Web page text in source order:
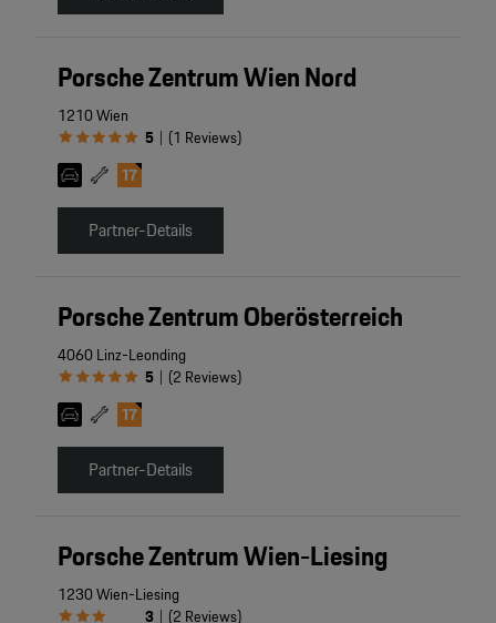
Porsche Zentrum Wien Nord
1210 Wien
5 | (1 Reviews)
Partner-Details
Porsche Zentrum Oberösterreich
4060 Linz-Leonding
5 | (2 Reviews)
Partner-Details
Porsche Zentrum Wien-Liesing
1230 Wien-Liesing
3 | (2 Reviews)